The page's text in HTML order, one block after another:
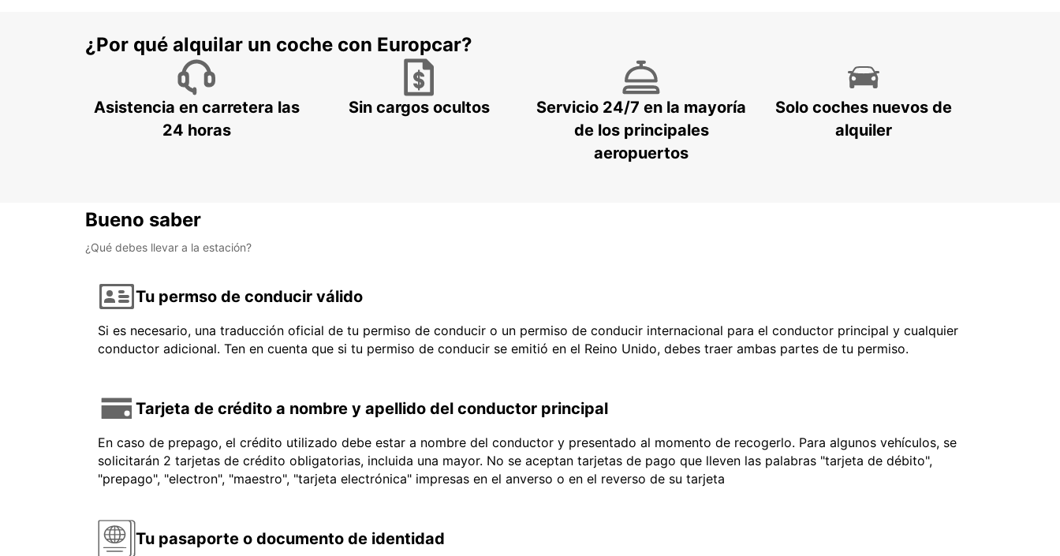
¿Por qué alquilar un coche con Europcar?
Asistencia en carretera las
24 horas
Sin cargos ocultos
Servicio 24/7 en la mayoría
de los principales
aeropuertos
Solo coches nuevos de
alquiler
Bueno saber
¿Qué debes llevar a la estación?
Tu permso de conducir válido
Si es necesario, una traducción oficial de tu permiso de conducir o un permiso de conducir internacional para el conductor principal y cualquier
conductor adicional. Ten en cuenta que si tu permiso de conducir se emitió en el Reino Unido, debes traer ambas partes de tu permiso.
Tarjeta de crédito a nombre y apellido del conductor principal
En caso de prepago, el crédito utilizado debe estar a nombre del conductor y presentado al momento de recogerlo. Para algunos vehículos, se
solicitarán 2 tarjetas de crédito obligatorias, incluida una mayor. No se aceptan tarjetas de pago que lleven las palabras "tarjeta de débito",
"prepago", "electron", "maestro", "tarjeta electrónica" impresas en el anverso o en el reverso de su tarjeta
Tu pasaporte o documento de identidad